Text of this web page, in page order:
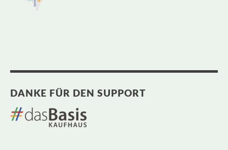
DANKE FÜR DEN SUPPORT